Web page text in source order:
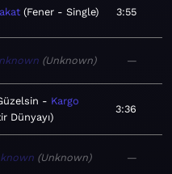
Fener - Single 3:55
Unknown —
Kargo
Dünyayı
3:36
Unknown —